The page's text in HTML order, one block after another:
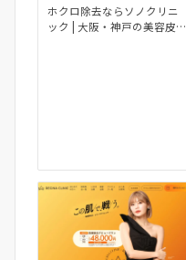
ホクロ除去ならソノクリニ
ック | 大阪・神戸の美容皮膚